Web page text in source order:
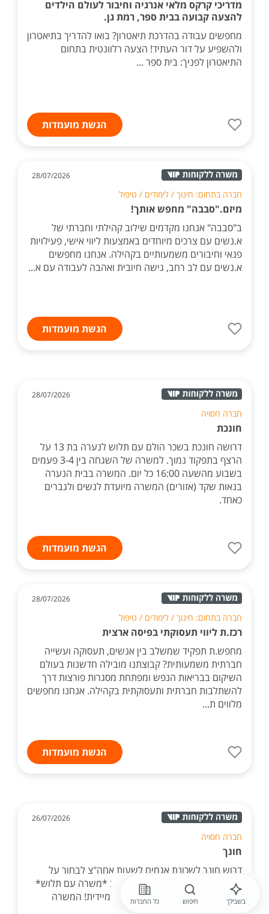
מדריכי קרקס מלאי אנרגיה וחיבור לעולם הילדים
להצעה קבועה בבית ספר, רמת גן.
מחפשים עבודה בהדרכת תיאטרון? בואו להדריך בתיאטרון
ולהשפיע על דור העתיד! הצעה רלוונטית בתחום
התיאטרון לפניך: בית ספר ...
הגשת מועמדות
28/07/2026
חברה בתחום: חינוך / לימודים / טיפול
מיזם."סבבה" מחפש אותך!
ב"סבבה" אנחנו מקדמים שילוב קהילתי וחברתי של
א.נשים עם צרכים מיוחדים באמצעות ליווי אישי, פעילויות
פנאי וחיבורים משמעותיים בקהילה. אנחנו מחפשים
א.נשים עם לב רחב, גישה חיובית ואהבה לעבודה עם א...
הגשת מועמדות
28/07/2026
חברה חסויה
חונכת
דרושה חונכת בשכר הולם עם תלוש לנערה בת 13 על
הרצף בתפקוד נמוך. למשרה של השגחה בין 3-4 פעמים
בשבוע מהשעה 16:00 כל יום. המשרה בבית הנערה
בנאות שקד (אזורים) המשרה מיועדת לנשים ולגברים
כאחד.
הגשת מועמדות
28/07/2026
חברה בתחום: חינוך / לימודים / טיפול
רכז.ת ליווי תעסוקתי בפיסה ארצית
מחפש.ת תפקיד שמשלב בין אנשים, תעסוקה ועשייה
חברתית משמעותית? קבוצתנו מובילה חדשנות בעולם
השיקום בבריאות הנפש ומפתחת מסגרות פורצות דרך
להשתלבות חברתית ותעסוקתית בקהילה. אנחנו מחפשים
מלווים ת...
הגשת מועמדות
26/07/2026
חברה חסויה
חונך
דרוש חונך לשכונת אגמים לשעות אחה"צ לבחור על
הרצף בתפקוד גבוה בשעות אחה"צ *משרה עם תלוש*
*מעולה גם לסטודנטים* להתחלה מיידית! המשרה
מיועדת לנשים ולגברים כאחד.
בשבילך חיפוש כל החברות